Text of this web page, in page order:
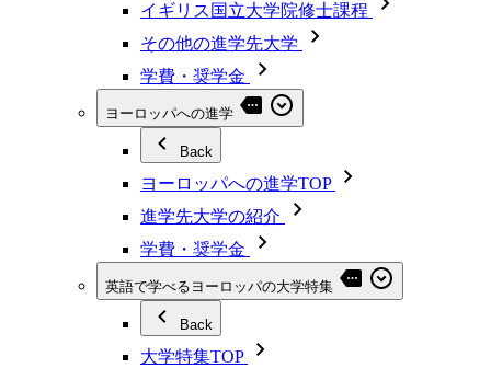
イギリス国立大学院修士課程
その他の進学先大学
学費・奨学金
ヨーロッパへの進学
Back
ヨーロッパへの進学TOP
進学先大学の紹介
学費・奨学金
英語で学べるヨーロッパの大学特集
Back
大学特集TOP